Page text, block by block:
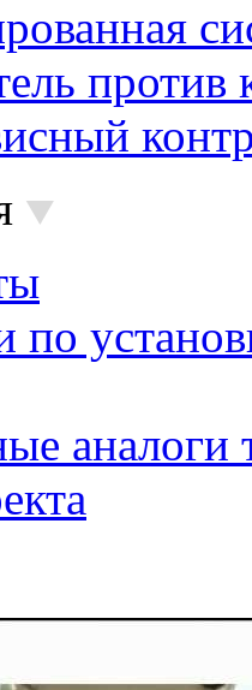
против
по
аналоги